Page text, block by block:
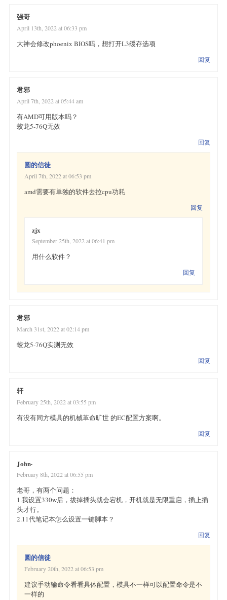
强哥
April 13th, 2022 at 06:33 pm
大神会修改phoenix BIOS吗，想打开L3缓存选项
回复
君邪
April 7th, 2022 at 05:44 am
有AMD可用版本吗？
蛟龙5-76Q无效
回复
圆的信徒
April 7th, 2022 at 06:53 pm
amd需要有单独的软件去拉cpu功耗
回复
zjx
September 25th, 2022 at 06:41 pm
用什么软件？
回复
君邪
March 31st, 2022 at 02:14 pm
蛟龙5-76Q实测无效
回复
轩
February 25th, 2022 at 03:55 pm
有没有同方模具的机械革命旷世 的EC配置方案啊。
回复
John·
February 8th, 2022 at 06:55 pm
老哥，有两个问题：
1.我设置330w后，拔掉插头就会宕机，开机就是无限重启，插上插
头才行。
2.11代笔记本怎么设置一键脚本？
回复
圆的信徒
February 20th, 2022 at 06:53 pm
建议手动输命令看看具体配置，模具不一样可以配置命令是不
一样的